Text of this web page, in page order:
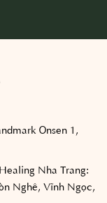
Onsen 1,
Nha Trang:
Nghê, Vĩnh Ngọc,